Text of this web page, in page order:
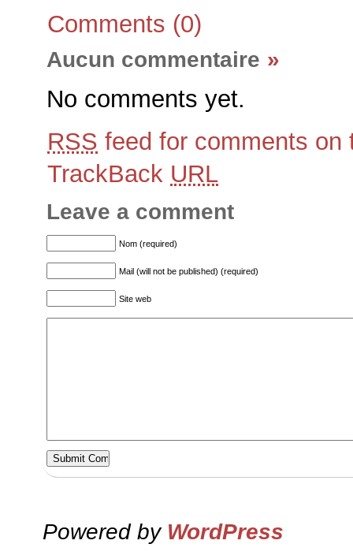
Comments (0)
Aucun commentaire »
No comments yet.
RSS feed for comments on
TrackBack URL
Leave a comment
Nom (required)
Mail (will not be published) (required)
Site web
Powered by WordPress